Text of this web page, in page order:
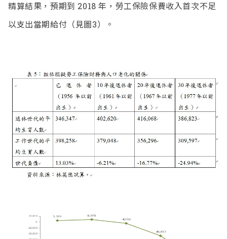
精算結果，預期到 2018 年，勞工保險保費收入首次不足
以支出當期給付（見圖3）。